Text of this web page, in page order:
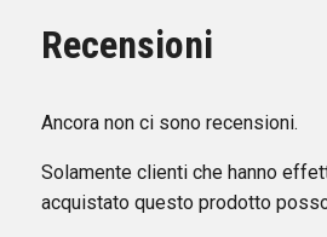
Recensioni
Ancora non ci sono recensioni.
Solamente clienti che hanno
acquistato questo prodotto